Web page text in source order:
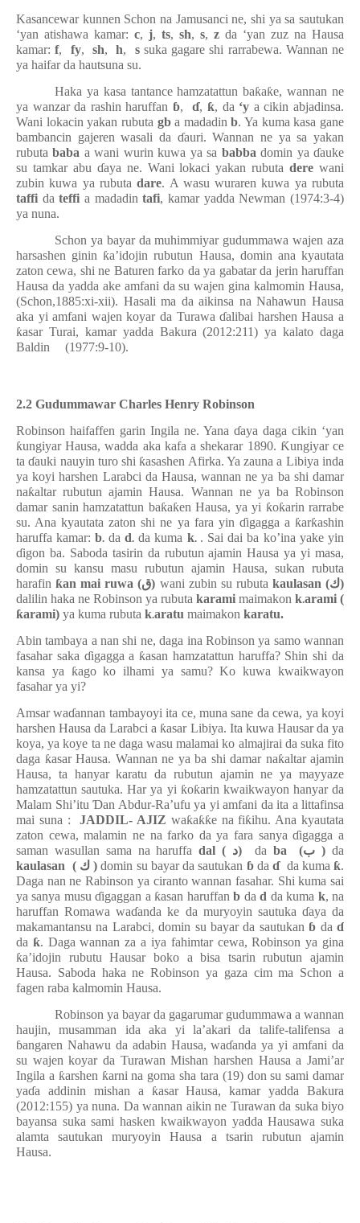
Kasancewar kunnen Schon na Jamusanci ne, shi ya sa sautukan
‘yan atishawa kamar: c, j, ts, sh, s, z da ‘yan zuz na Hausa
kamar:f, fy, sh, h, ssuka gagare shi rarrabewa. Wannan ne
ya haifar da hautsuna su.
Haka ya kasa tantance hamzatattun baƙaƙe, wannan ne
ya wanzar da rashin haruffan ɓ, ɗ, ƙ, da ‘y a cikin abjadinsa.
Wani lokacin yakan rubuta gba madadinb. Ya kuma kasa gane
bambancin gajeren wasali da ɗauri. Wannan ne ya sa yakan
rubutababa a wani wurin kuwa ya sa babba domin yaɗauke
su tamkar abu ɗaya ne. Wani lokaci yakan rubutaderewani
zubin kuwa ya rubutadare. A wasu wuraren kuwa ya rubuta
taffi dateffia madadintafi, kamar yadda Newman (1974:3-4)
ya nuna.
Schon ya bayar da muhimmiyar gudummawa wajen aza
harsashen ginin ƙa’idojin rubutun Hausa, domin ana kyautata
zaton cewa, shi ne Baturen farko da ya gabatar da jerin haruffan
Hausa da yadda ake amfani da su wajen gina kalmomin Hausa,
(Schon,1885:xi-xii). Hasali ma da aikinsa na Nahawun Hausa
aka yi amfani wajen koyar da Turawaɗalibai harshen Hausa a
ƙasar Turai, kamar yadda Bakura (2012:211) ya kalato daga
Baldin (1977:9-10).
2.2 Gudummawar Charles Henry Robinson
Robinson haifaffen garin Ingila ne. Yana ɗaya daga cikin ‘yan
ƙungiyar Hausa, wadda aka kafa a shekarar 1890. Ƙungiyar ce
taɗauki nauyin turo shi ƙasashen Afirka. Ya zauna a Libiya inda
ya koyi harshen Larabci da Hausa, wannan ne ya ba shi damar
naƙaltar rubutun ajamin Hausa. Wannan ne ya ba Robinson
damar sanin hamzatattun baƙaƙen Hausa, ya yi ƙoƙarin rarrabe
su. Ana kyautata zaton shi ne ya fara yin ɗigagga a ƙarƙashin
haruffa kamar:b. da d. da kuma k. . Sai dai ba ko’ina yake yin
ɗigon ba. Saboda tasirin da rubutun ajamin Hausa ya yi masa,
domin su kansu masu rubutun ajamin Hausa, sukan rubuta
harafin ƙan mai ruwa (ق) wani zubin su rubuta kaulasan (ك)
dalilin haka ne Robinson ya rubuta karami maimakon k.arami (
ƙarami) ya kuma rubuta k.aratu maimakon karatu.
Abin tambaya a nan shi ne, daga ina Robinson ya samo wannan
fasahar saka ɗigagga a ƙasan hamzatattun haruffa? Shin shi da
kansa ya ƙago ko ilhami ya samu? Ko kuwa kwaikwayon
fasahar ya yi?
Amsar waɗannan tambayoyi ita ce, muna sane da cewa, ya koyi
harshen Hausa da Larabci a ƙasar Libiya. Ita kuwa Hausar da ya
koya, ya koye ta ne daga wasu malamai ko almajirai da suka fito
daga ƙasar Hausa. Wannan ne ya ba shi damar naƙaltar ajamin
Hausa, ta hanyar karatu da rubutun ajamin ne ya mayyaze
hamzatattun sautuka. Har ya yi ƙoƙarin kwaikwayon hanyar da
Malam Shi’itu Ɗan Abdur-Ra’ufu ya yi amfani da ita a littafinsa
mai suna :
JADDIL- AJIZ waƙaƙƙe na fiƙihu. Ana kyautata
zaton cewa, malamin ne na farko da ya fara sanyaɗigagga a
saman wasullan sama na haruffadal ( د) da ba (ب )da
kaulasan ( ك)domin su bayar da sautukan ɓ da ɗ da kuma ƙ.
Daga nan ne Rabinson ya ciranto wannan fasahar. Shi kuma sai
ya sanya musuɗigaggan a ƙasan haruffanb dad da kuma k, na
haruffan Romawa waɗanda ke da muryoyin sautuka ɗaya da
makamantansu na Larabci, domin su bayar da sautukan ɓ da ɗ
da ƙ. Daga wannan za a iya fahimtar cewa, Robinson ya gina
ƙa’idojin rubutu Hausar boko a bisa tsarin rubutun ajamin
Hausa. Saboda haka ne Robinson ya gaza cim ma Schon a
fagen raba kalmomin Hausa.
Robinson ya bayar da gagarumar gudummawa a wannan
haujin, musamman ida aka yi la’akari da talife-talifensa a
ɓangaren Nahawu da adabin Hausa, waɗanda ya yi amfani da
su wajen koyar da Turawan Mishan harshen Hausa a Jami’ar
Ingila a ƙarshen ƙarni na goma sha tara (19) don su sami damar
yaɗa addinin mishan a ƙasar Hausa, kamar yadda Bakura
(2012:155) ya nuna. Da wannan aikin ne Turawan da suka biyo
bayansa suka sami hasken kwaikwayon yadda Hausawa suka
alamta sautukan muryoyin Hausa a tsarin rubutun ajamin
Hausa.